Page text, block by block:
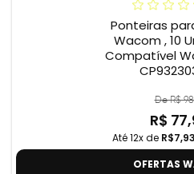
Ponteiras
Wacom , 10
Compatível
De R$
R$
Até 12x de R$7,93
OFERTAS